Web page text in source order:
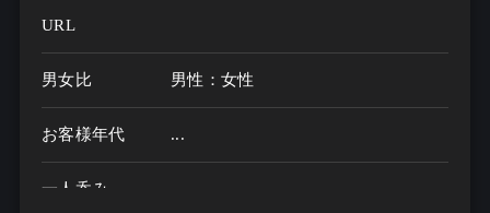
URL
男女比 男性：女性
お客様年代 ...
一人呑み